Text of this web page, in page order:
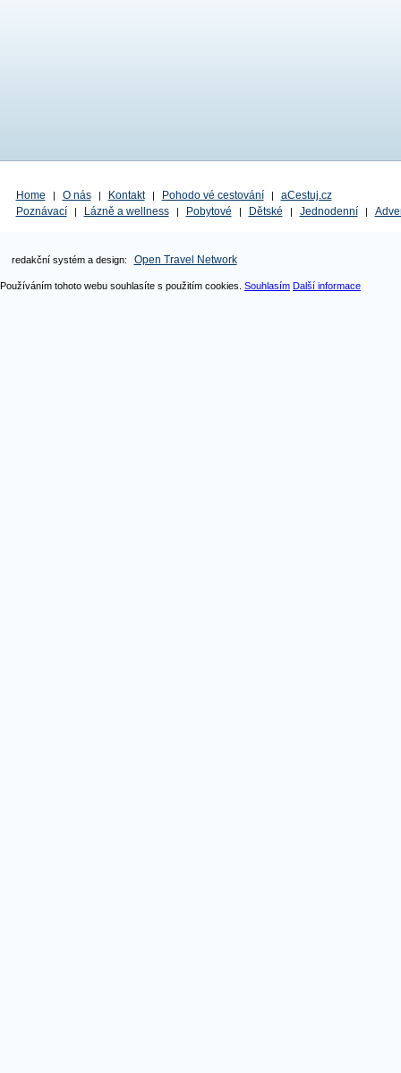
Home | O nás | Kontakt | Pohodo vé cestování |
aCestuj.cz
Poznávací
| Lázně a wellness | Pobytové | Dětské | Jednodenní |
redakční systém a design: Open Travel Network
Používáním tohoto webu souhlasíte s použitím cookies. Souhlasím Další informace